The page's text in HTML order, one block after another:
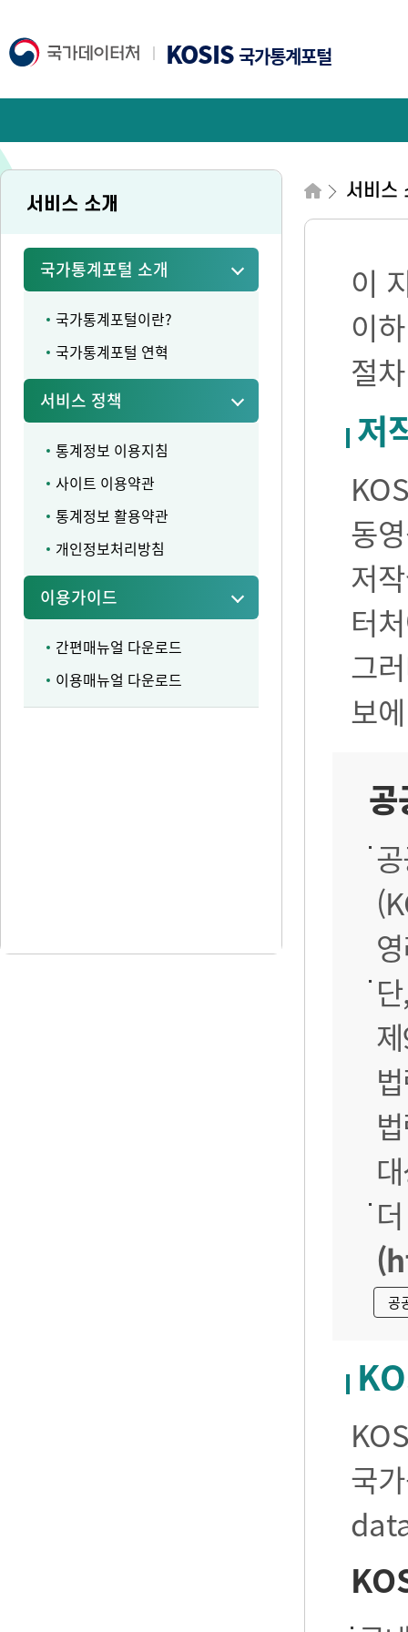
KOSIS국가통계포털
서비스 소개
국가통계포털 소개
국가통계포털이란?
국가통계포털 연혁
서비스 정책
통계정보 이용지침
사이트 이용약관
통계정보 활용약관
개인정보처리방침
이용가이드
간편매뉴얼 다운로드
이용매뉴얼 다운로드
서비스
이
이
절
저
동
저
터
그
보
공
국